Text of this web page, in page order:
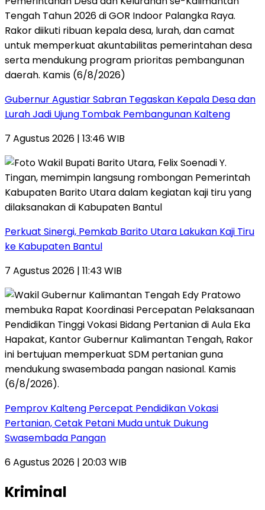
Gubernur Agustiar Sabran Tegaskan Kepala Desa dan
Lurah Jadi Ujung Tombak Pembangunan Kalteng
7 Agustus 2026 | 13:46 WIB
Perkuat Sinergi, Pemkab Barito Utara Lakukan Kaji Tiru
ke Kabupaten Bantul
7 Agustus 2026 | 11:43 WIB
Pemprov Kalteng Percepat Pendidikan Vokasi
Pertanian, Cetak Petani Muda untuk Dukung
Swasembada Pangan
6 Agustus 2026 | 20:03 WIB
Kriminal